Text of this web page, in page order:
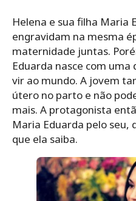
Helena e sua filha Maria
engravidam na mesma
maternidade juntas.
Eduarda nasce com
vir ao mundo. A jovem
útero no parto e não
mais. A protagonista
Maria Eduarda pelo seu,
que ela saiba.